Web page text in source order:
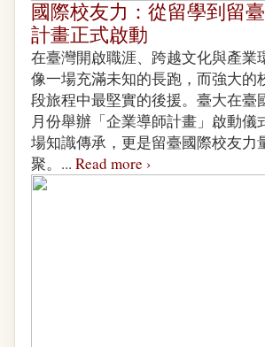
國際校友力：從留學到留
計畫正式啟動
在臺灣開啟職涯、跨越文化與產業
像一場充滿未知的長跑，而強大的
段旅程中最堅實的後援。臺大在臺
月份舉辦「企業導師計畫」啟動儀
場知識傳承，更是留臺國際校友力
聚。... Read more ›